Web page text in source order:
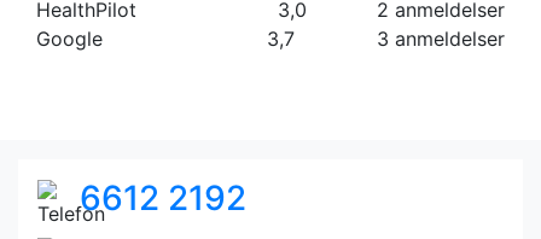
HealthPilot
3,0
2 anmeldelser
Google
3,7 3 anmeldelser
6612 2192